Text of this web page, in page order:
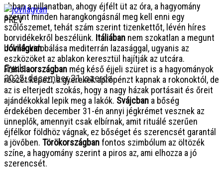
abban a pillanatban, ahogy éjfélt üt az óra, a hagyomány
szerint minden harangkongásnál meg kell enni egy
szőlőszemet, tehát szám szerint tizenkettőt, lévén híres
borvidékekről beszélünk. Itáliában nem szokatlan a megunt
holmik kidobálása mediterrán lazasággal, ugyanis az
eszközöket az ablakon keresztül hajítják az utcára.
Franciaországban még késő éjjeli szüret is a hagyományok
részét képezi, a gyerekek aprópénzt kapnak a rokonoktól, de
az is elterjedt szokás, hogy a nagy házak portásait és őreit
ajándékokkal lepik meg a lakók. Svájcban a bőség
érdekében december 31-én annyi jégkrémet vesznek az
ünneplők, amennyit csak elbírnak, amit rituálé szerűen
éjfélkor földhöz vágnak, ez bőséget és szerencsét garantál
a jövőben. Törökországbanfontos szimbólum az öltözék
színe, a hagyomány szerint a piros az, ami elhozza a jó
szerencsét.
PREV
Jóvilágvan
Gyula
2025. december 31. szerda